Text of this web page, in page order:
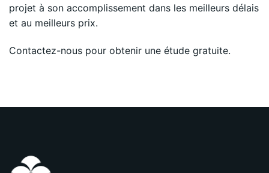
projet à son accomplissement dans les meilleurs délais
et au meilleurs prix.
Contactez-nous pour obtenir une étude gratuite.